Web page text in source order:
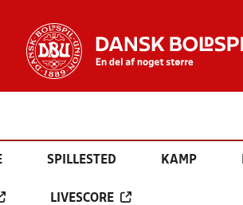
SPILLESTED KAMP
LIVESCORE